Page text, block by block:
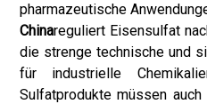
pharmazeutische
Chinareguliert Eisensulfat
die strenge technische und
für industrielle
Sulfatprodukte müssen